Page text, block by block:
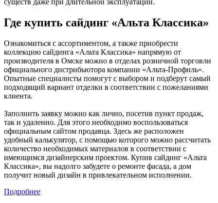
существ даже при длительной эксплуатации.
Где купить сайдинг «Альта Классика»
Ознакомиться с ассортиментом, а также приобрести
коллекцию сайдинга «Альта Классика» напрямую от
производителя в Омске можно в отделах розничной торговли
официального дистрибьютора компании «Альта-Профиль».
Опытные специалисты помогут с выбором и подберут самый
подходящий вариант отделки в соответствии с пожеланиями
клиента.
Заполнить заявку можно как лично, посетив пункт продаж,
так и удаленно. Для этого необходимо воспользоваться
официальным сайтом продавца. Здесь же расположен
удобный калькулятор, с помощью которого можно рассчитать
количество необходимых материалов в соответствии с
имеющимся дизайнерским проектом. Купив сайдинг «Альта
Классика», вы надолго забудете о ремонте фасада, а дом
получит новый дизайн в привлекательном исполнении.
Подробнее